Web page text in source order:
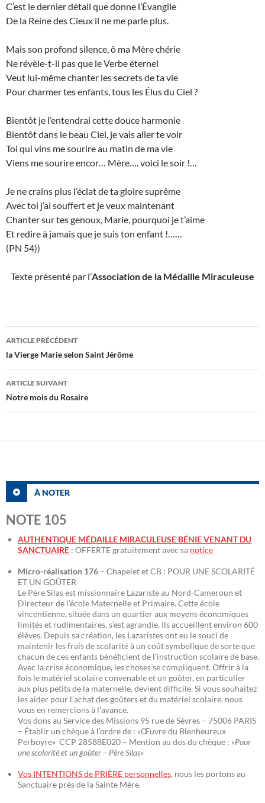
C’est le dernier détail que donne l’Évangile
De la Reine des Cieux il ne me parle plus.
Mais son profond silence, ô ma Mère chérie
Ne révèle-t-il pas que le Verbe éternel
Veut lui-même chanter les secrets de ta vie
Pour charmer tes enfants, tous les Élus du Ciel ?
Bientôt je l’entendrai cette douce harmonie
Bientôt dans le beau Ciel, je vais aller te voir
Toi qui vins me sourire au matin de ma vie
Viens me sourire encor… Mère…. voici le soir !…
Je ne crains plus l’éclat de ta gloire suprême
Avec toi j’ai souffert et je veux maintenant
Chanter sur tes genoux, Marie, pourquoi je t’aime
Et redire à jamais que je suis ton enfant !……
(PN 54))
Texte présenté par l’Association de la Médaille Miraculeuse
Navigation
des
articles
ARTICLE PRÉCÉDENT
la Vierge Marie selon Saint Jérôme
ARTICLE SUIVANT
Notre mois du Rosaire
À NOTER
NOTE 105
AUTHENTIQUE MÉDAILLE MIRACULEUSE BÉNIE VENANT DU
SANCTUAIRE : OFFERTE gratuitement avec sa notice
Micro-réalisation 176 – Chapelet et CB : POUR UNE SCOLARITÉ
ET UN GOÛTER
Le Père Silas est missionnaire Lazariste au Nord-Cameroun et
Directeur de l’école Maternelle et Primaire. Cette école
vincentienne, située dans un quartier aux moyens économiques
limités et rudimentaires, s’est agrandie. Ils accueillent environ 600
élèves. Depuis sa création, les Lazaristes ont eu le souci de
maintenir les frais de scolarité à un coût symbolique de sorte que
chacun de ces enfants bénéficient de l’instruction scolaire de base.
Avec la crise économique, les choses se compliquent. Offrir à la
fois le matériel scolaire convenable et un goûter, en particulier
aux plus petits de la maternelle, devient difficile. Si vous souhaitez
les aider pour l’achat des goûters et du matériel scolaire, nous
vous en remercions à l’avance.
Vos dons au Service des Missions 95 rue de Sèvres – 75006 PARIS
– Établir un chèque à l’ordre de : «Œuvre du Bienheureux
Perboyre» CCP 28588E020 – Mention au dos du chèque : »Pour
une scolarité et un goûter – Père Silas«
Vos INTENTIONS de PRIÈRE personnelles, nous les portons au
Sanctuaire près de la Sainte Mère.